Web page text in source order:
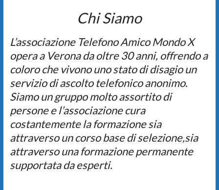
Chi Siamo
L’associazione Telefono Amico Mondo X
opera a Verona da oltre 30 anni, offrendo a
coloro che vivono uno stato di disagio un
servizio di ascolto telefonico anonimo.
Siamo un gruppo molto assortito di
persone e l’associazione cura
costantemente la formazione sia
attraverso un corso base di selezione,sia
attraverso una formazione permanente
supportata da esperti.